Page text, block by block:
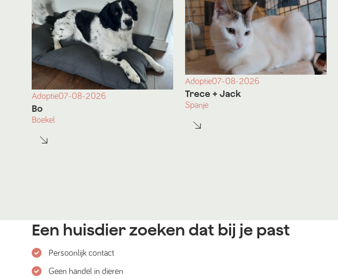
Adoptie07-08-2026
Bo
Boekel
Adoptie07-08-2026
Trece + Jack
Spanje
Een huisdier zoeken dat bij je past
Persoonlijk contact
Geen handel in dieren